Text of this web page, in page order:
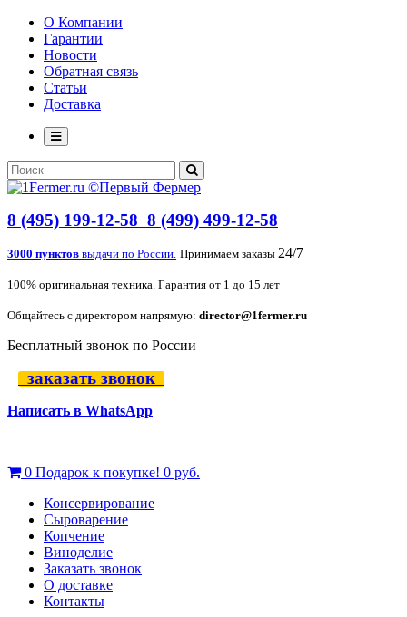
О Компании
Гарантии
Новости
Обратная связь
Статьи
Доставка
8 (495) 199-12-58 8 (499) 499-12-58
3000 пунктов выдачи по России. Принимаем заказы 24/7
100% оригинальная техника. Гарантия от 1 до 15 лет
Общайтесь с директором напрямую: director@1fermer.ru
Бесплатный звонок по России
заказать звонок
Написать в WhatsApp
0 Подарок к покупке! 0 руб.
Консервирование
Сыроварение
Копчение
Виноделие
Заказать звонок
О доставке
Контакты